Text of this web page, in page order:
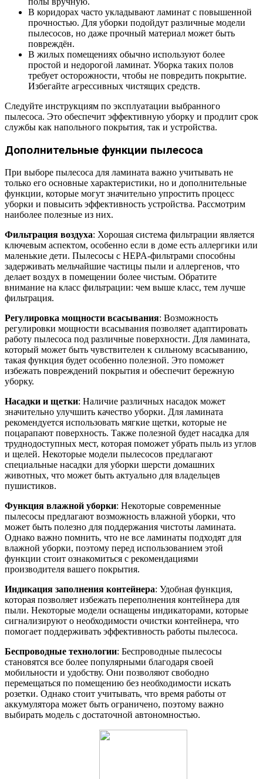
В коридорах часто укладывают ламинат с повышенной
прочностью. Для уборки подойдут различные модели
пылесосов, но даже прочный материал может быть
повреждён.
В жилых помещениях обычно используют более
простой и недорогой ламинат. Уборка таких полов
требует осторожности, чтобы не повредить покрытие.
Избегайте агрессивных чистящих средств.
Следуйте инструкциям по эксплуатации выбранного
пылесоса. Это обеспечит эффективную уборку и продлит срок
службы как напольного покрытия, так и устройства.
Дополнительные функции пылесоса
При выборе пылесоса для ламината важно учитывать не
только его основные характеристики, но и дополнительные
функции, которые могут значительно упростить процесс
уборки и повысить эффективность устройства. Рассмотрим
наиболее полезные из них.
Фильтрация воздуха: Хорошая система фильтрации является
ключевым аспектом, особенно если в доме есть аллергики или
маленькие дети. Пылесосы с HEPA-фильтрами способны
задерживать мельчайшие частицы пыли и аллергенов, что
делает воздух в помещении более чистым. Обратите
внимание на класс фильтрации: чем выше класс, тем лучше
фильтрация.
Регулировка мощности всасывания: Возможность
регулировки мощности всасывания позволяет адаптировать
работу пылесоса под различные поверхности. Для ламината,
который может быть чувствителен к сильному всасыванию,
такая функция будет особенно полезной. Это поможет
избежать повреждений покрытия и обеспечит бережную
уборку.
Насадки и щетки: Наличие различных насадок может
значительно улучшить качество уборки. Для ламината
рекомендуется использовать мягкие щетки, которые не
поцарапают поверхность. Также полезной будет насадка для
труднодоступных мест, которая поможет убрать пыль из углов
и щелей. Некоторые модели пылесосов предлагают
специальные насадки для уборки шерсти домашних
животных, что может быть актуально для владельцев
пушистиков.
Функция влажной уборки: Некоторые современные
пылесосы предлагают возможность влажной уборки, что
может быть полезно для поддержания чистоты ламината.
Однако важно помнить, что не все ламинаты подходят для
влажной уборки, поэтому перед использованием этой
функции стоит ознакомиться с рекомендациями
производителя вашего покрытия.
Индикация заполнения контейнера: Удобная функция,
которая позволяет избежать переполнения контейнера для
пыли. Некоторые модели оснащены индикаторами, которые
сигнализируют о необходимости очистки контейнера, что
помогает поддерживать эффективность работы пылесоса.
Беспроводные технологии: Беспроводные пылесосы
становятся все более популярными благодаря своей
мобильности и удобству. Они позволяют свободно
перемещаться по помещению без необходимости искать
розетки. Однако стоит учитывать, что время работы от
аккумулятора может быть ограничено, поэтому важно
выбирать модель с достаточной автономностью.